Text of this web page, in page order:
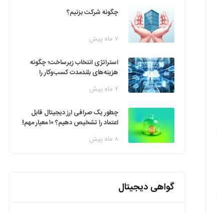
چگونه شرکت بزنیم؟
۷ ماه پیش
استراتژی انتخاب زیرساخت؛ چگونه
هزینه‌های بلندمدت کسب‌وکار را
۷ ماه پیش
چطور یک صرافی ارز دیجیتال قابل
اعتماد را تشخیص دهیم؟ ۱۰ معیار مهم!
۸ ماه پیش
گواهی دیجیتال